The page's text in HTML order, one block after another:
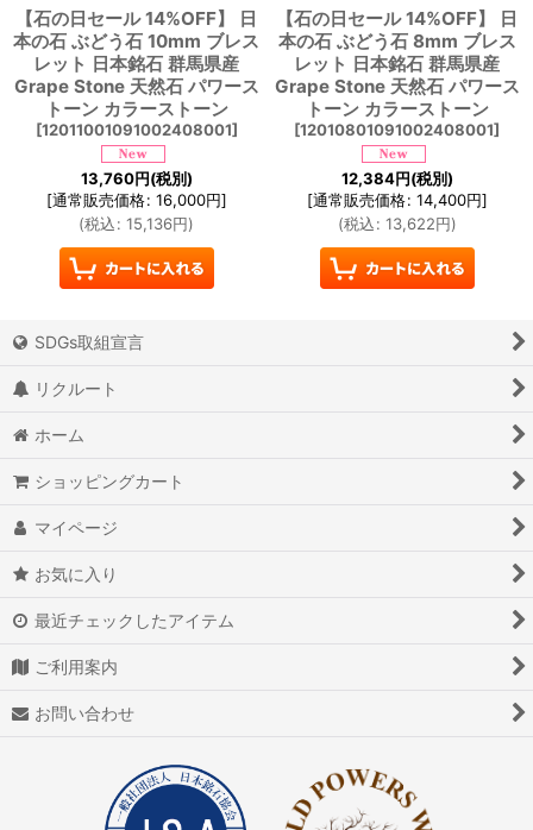
【石の日セール 14%OFF】 日
本の石 ぶどう石 10mm ブレス
レット 日本銘石 群馬県産
Grape Stone 天然石 パワース
トーン カラーストーン
[12011001091002408001]
13,760円(税別)
[通常販売価格: 16,000円]
(税込: 15,136円)
【石の日セール 14%OFF】 日
本の石 ぶどう石 8mm ブレス
レット 日本銘石 群馬県産
Grape Stone 天然石 パワース
トーン カラーストーン
[12010801091002408001]
12,384円(税別)
[通常販売価格: 14,400円]
(税込: 13,622円)
SDGs取組宣言
リクルート
ホーム
ショッピングカート
マイページ
お気に入り
最近チェックしたアイテム
ご利用案内
お問い合わせ